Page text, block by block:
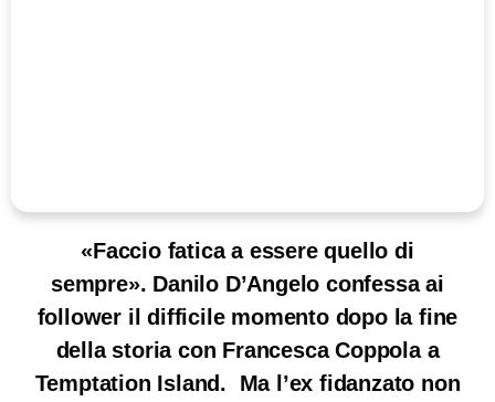
«Faccio fatica a essere quello di
sempre». Danilo D’Angelo confessa ai
follower il difficile momento dopo la fine
della storia con Francesca Coppola a
Temptation Island. Ma l’ex fidanzato non